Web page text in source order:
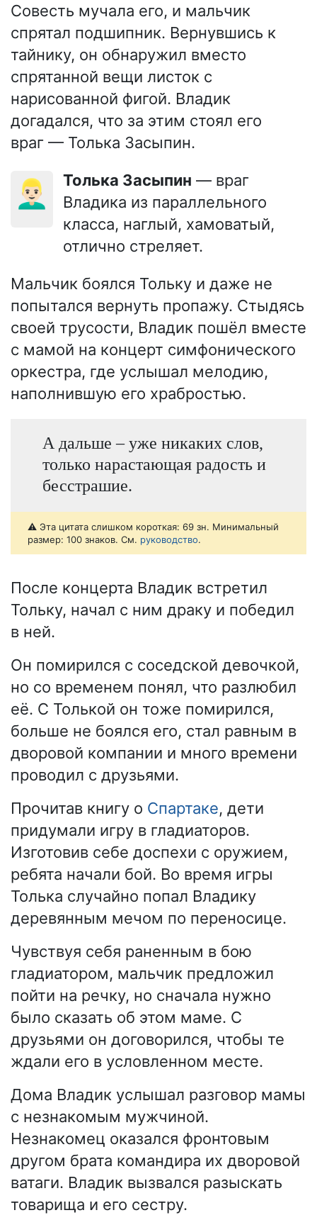
Совесть мучала его, и мальчик
спрятал подшипник. Вернувшись к
тайнику, он обнаружил вместо
спрятанной вещи листок с
нарисованной фигой. Владик
догадался, что за этим стоял его
враг — Толька Засыпин.
👱🏻‍♂️ Толька Засыпин — враг
Владика из параллельного
класса, наглый, хамоватый,
отлично стреляет.
Мальчик боялся Тольку и даже не
попытался вернуть пропажу. Стыдясь
своей трусости, Владик пошёл вместе
с мамой на концерт симфонического
оркестра, где услышал мелодию,
наполнившую его храбростью.
А дальше – уже никаких слов,
только нарастающая радость и
бесстрашие.
⚠️ Эта цитата слишком короткая: 69 зн. Минимальный
размер: 100 знаков. См. руководство.
После концерта Владик встретил
Тольку, начал с ним драку и победил
в ней.
Он помирился с соседской девочкой,
но со временем понял, что разлюбил
её. С Толькой он тоже помирился,
больше не боялся его, стал равным в
дворовой компании и много времени
проводил с друзьями.
Прочитав книгу о Спартаке, дети
придумали игру в гладиаторов.
Изготовив себе доспехи с оружием,
ребята начали бой. Во время игры
Толька случайно попал Владику
деревянным мечом по переносице.
Чувствуя себя раненным в бою
гладиатором, мальчик предложил
пойти на речку, но сначала нужно
было сказать об этом маме. С
друзьями он договорился, чтобы те
ждали его в условленном месте.
Дома Владик услышал разговор мамы
с незнакомым мужчиной.
Незнакомец оказался фронтовым
другом брата командира их дворовой
ватаги. Владик вызвался разыскать
товарища и его сестру.